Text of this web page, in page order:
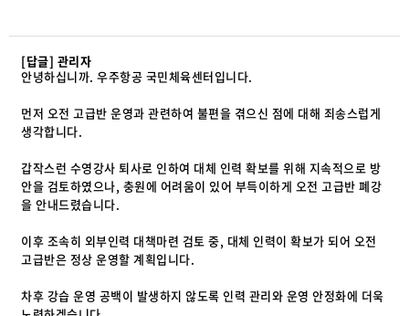
[답글] 관리자
안녕하십니까. 우주항공 국민체육센터입니다.
먼저 오전 고급반 운영과 관련하여 불편을 겪으신 점에 대해 죄송스럽게
생각합니다.
갑작스런 수영강사 퇴사로 인하여 대체 인력 확보를 위해 지속적으로 방
안을 검토하였으나, 충원에 어려움이 있어 부득이하게 오전 고급반 폐강
을 안내드렸습니다.
이후 조속히 외부인력 대책마련 검토 중, 대체 인력이 확보가 되어 오전
고급반은 정상 운영할 계획입니다.
차후 강습 운영 공백이 발생하지 않도록 인력 관리와 운영 안정화에 더욱